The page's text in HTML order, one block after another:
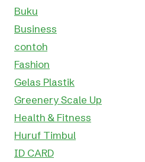
Buku
Business
contoh
Fashion
Gelas Plastik
Greenery Scale Up
Health & Fitness
Huruf Timbul
ID CARD